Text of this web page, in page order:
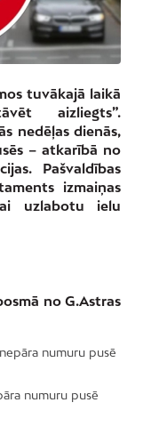
tuvākajā laikā
aizliegts”.
nedēļas dienās,
– atkarībā no
Pašvaldības
izmaiņas
uzlabotu ielu
no G.Astras
numuru pusē
numuru pusē